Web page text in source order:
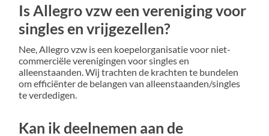
Is Allegro vzw een vereniging voor
singles en vrijgezellen?
Nee, Allegro vzw is een koepelorganisatie voor niet-
commerciële verenigingen voor singles en
alleenstaanden. Wij trachten de krachten te bundelen
om efficiënter de belangen van alleenstaanden/singles
te verdedigen.
Kan ik deelnemen aan de